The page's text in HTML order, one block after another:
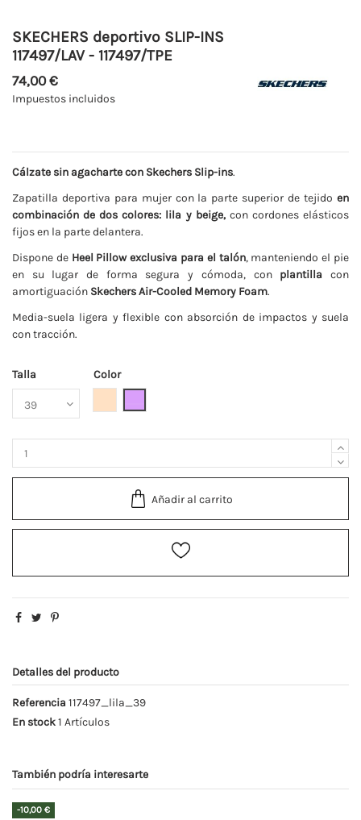
SKECHERS deportivo SLIP-INS
117497/LAV - 117497/TPE
74,00 €
Impuestos incluidos
Cálzate sin agacharte con Skechers Slip-ins.
Zapatilla deportiva para mujer con la parte superior de tejido en
combinación de dos colores: lila y beige, con cordones elásticos
fijos en la parte delantera.
Dispone de Heel Pillow exclusiva para el talón, manteniendo el pie
en su lugar de forma segura y cómoda, con plantilla con
amortiguación Skechers Air-Cooled Memory Foam.
Media-suela ligera y flexible con absorción de impactos y suela
con tracción.
Talla
Color
Añadir al carrito
Detalles del producto
Referencia 117497_lila_39
En stock1 Artículos
También podría interesarte
-10,00 €